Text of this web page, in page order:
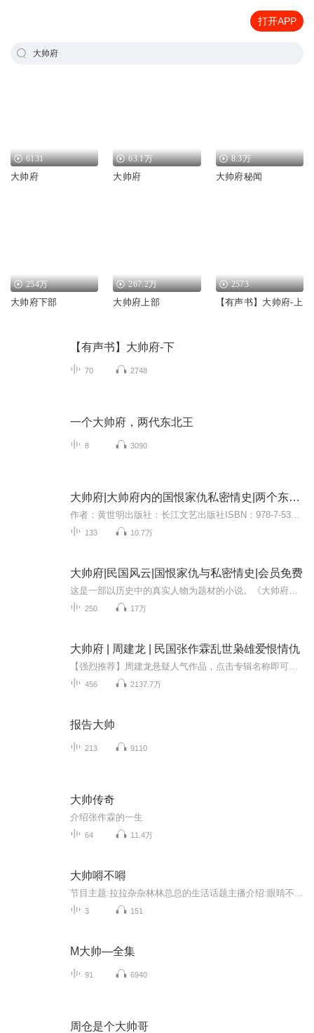
打开APP
大帅府
6131
大帅府
63.1万
大帅府
8.3万
大帅府秘闻
254万
大帅府下部
267.2万
大帅府上部
2573
【有声书】大帅府-上
【有声书】大帅府-下
70 2748
一个大帅府，两代东北王
8 3090
大帅府|大帅府内的国恨家仇私密情史|两个东北王
133 10.7万
大帅府|民国风云|国恨家仇与私密情史|会员免费
250 17万
大帅府 | 周建龙 | 民国张作霖乱世枭雄爱恨情仇
456 2137.7万
报告大帅
213 9110
大帅传奇
介绍张作霖的一生
64 11.4万
大帅嘚不嘚
3 151
M大帅—全集
91 6940
周仓是个大帅哥